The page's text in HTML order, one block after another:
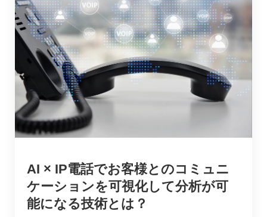
AI × IP電話でお客様とのコミュニ
ケーションを可視化して分析が可
能になる技術とは？